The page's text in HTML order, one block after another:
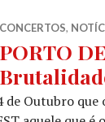
CONCERTOS,
PORTO
de Outubro